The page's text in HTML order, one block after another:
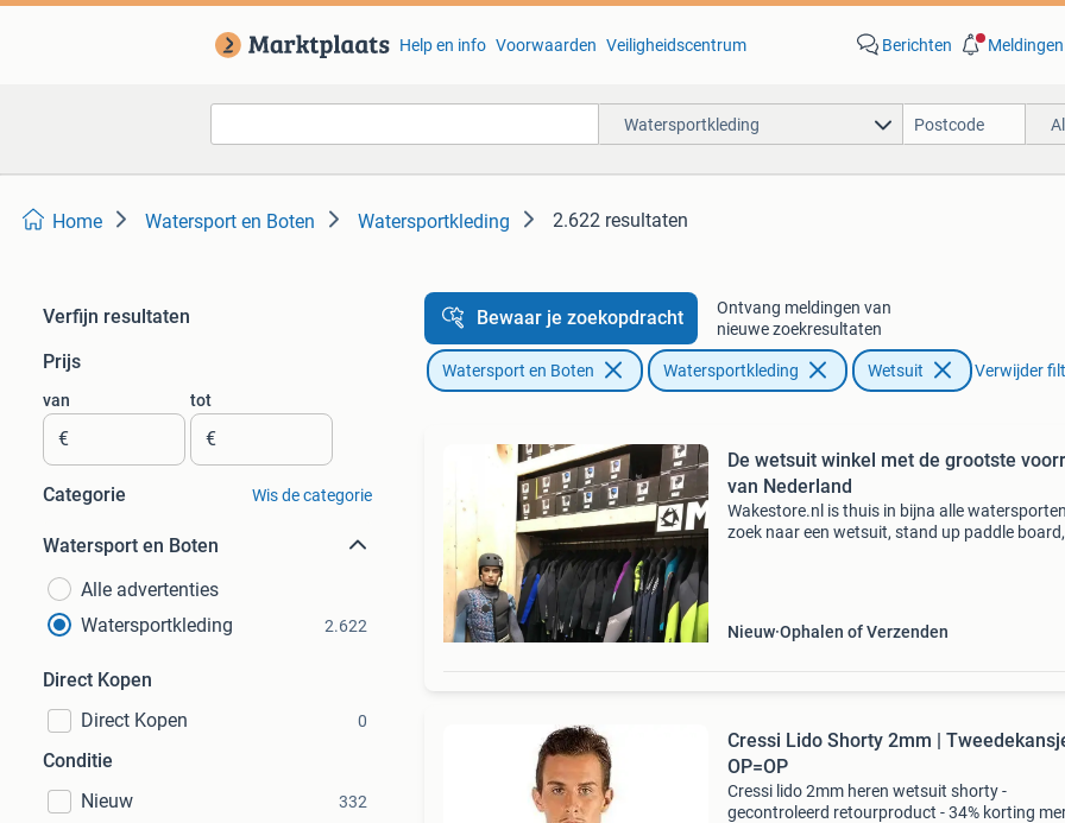
Help en info Voorwaarden Veiligheidscentrum Berichten Meldingen
Watersportkleding
Home Watersport en Boten Watersportkleding 2.622 resultaten
Verfijn resultaten
Prijs
van
€
tot
€
Categorie Wis de categorie
Watersport en Boten
Alle advertenties
Watersportkleding
2.622
Direct Kopen
Direct Kopen
0
Conditie
Nieuw
332
Bewaar je zoekopdracht
Ontvang meldingen van
nieuwe zoekresultaten
Watersport en Boten Watersportkleding Wetsuit Verwijder
De wetsuit winkel met de grootste
van Nederland
Wakestore.nl is thuis in bijna alle
zoek naar een wetsuit, stand up paddle board,
Nieuw Ophalen of Verzenden
Cressi Lido Shorty 2mm |
OP=OP
Cressi lido 2mm heren wetsuit shorty -
gecontroleerd retourproduct - 34% korting